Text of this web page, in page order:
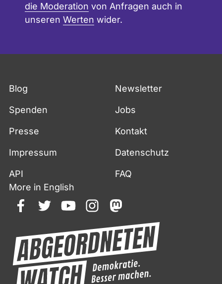
die Moderation von Anfragen auch in
unseren Werten wider.
Blog Newsletter
Spenden Jobs
Presse Kontakt
Impressum Datenschutz
API
FAQ
More in English
facebooktwitteryoutubeinstagrammastodon